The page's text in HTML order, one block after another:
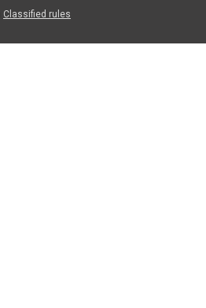
Classified rules